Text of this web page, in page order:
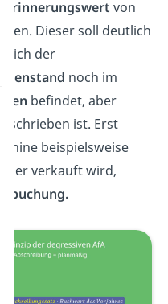
Erinnerungswert von
Dieser soll deutlich
sich der
noch im
befindet, aber
ist. Erst
beispielsweise
verkauft wird,